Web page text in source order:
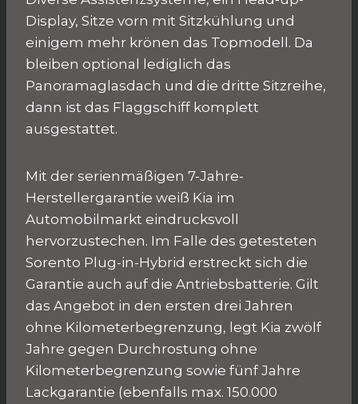
Display, Sitze vorn mit Sitzkühlung und
einigem mehr krönen das Topmodell. Da
bleiben optional lediglich das
Panoramaglasdach und die dritte Sitzreihe,
dann ist das Flaggschiff komplett
ausgestattet.
Mit der serienmäßigen 7-Jahre-
Herstellergarantie weiß Kia im
Automobilmarkt eindrucksvoll
hervorzustechen. Im Falle des getesteten
Sorento Plug-in-Hybrid erstreckt sich die
Garantie auch auf die Antriebsbatterie. Gilt
das Angebot in den ersten drei Jahren
ohne Kilometerbegrenzung, legt Kia zwölf
Jahre gegen Durchrostung ohne
Kilometerbegrenzung sowie fünf Jahre
Lackgarantie (ebenfalls max. 150.000